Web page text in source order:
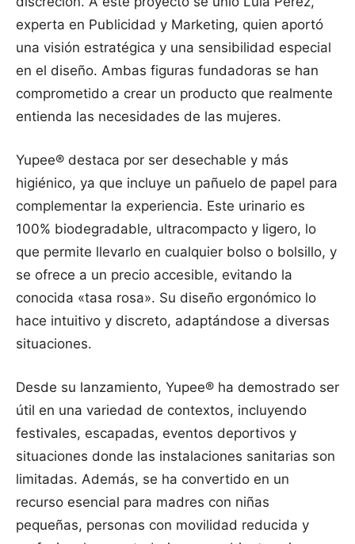
experta en Publicidad y Marketing, quien aportó
una visión estratégica y una sensibilidad especial
en el diseño. Ambas figuras fundadoras se han
comprometido a crear un producto que realmente
entienda las necesidades de las mujeres.
Yupee® destaca por ser desechable y más
higiénico, ya que incluye un pañuelo de papel para
complementar la experiencia. Este urinario es
100% biodegradable, ultracompacto y ligero, lo
que permite llevarlo en cualquier bolso o bolsillo, y
se ofrece a un precio accesible, evitando la
conocida «tasa rosa». Su diseño ergonómico lo
hace intuitivo y discreto, adaptándose a diversas
situaciones.
Desde su lanzamiento, Yupee® ha demostrado ser
útil en una variedad de contextos, incluyendo
festivales, escapadas, eventos deportivos y
situaciones donde las instalaciones sanitarias son
limitadas. Además, se ha convertido en un
recurso esencial para madres con niñas
pequeñas, personas con movilidad reducida y